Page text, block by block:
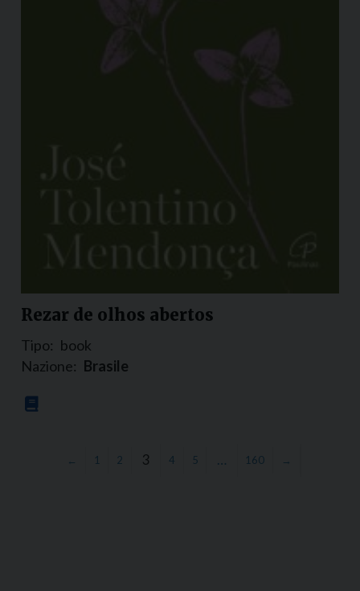
Rezar de olhos abertos
Tipo: book
Nazione: Brasile
← 1 2 3 4 5 … 160 →